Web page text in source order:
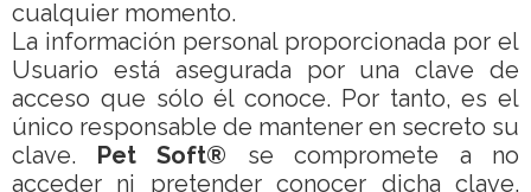
cualquier momento.
La información personal proporcionada por el
Usuario está asegurada por una clave de
acceso que sólo él conoce. Por tanto, es el
único responsable de mantener en secreto su
clave. Pet Soft® se compromete a no
acceder ni pretender conocer dicha clave.